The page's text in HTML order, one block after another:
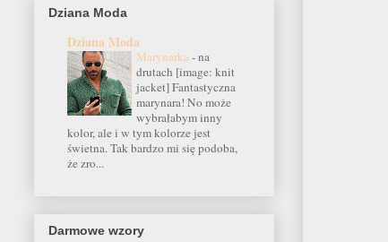
Dziana Moda
Dziana Moda
Marynarka-na
drutach [image: knit
jacket] Fantastyczna
marynara! No może
wybrałabym inny
kolor, ale i w tym kolorze jest
świetna. Tak bardzo mi się podoba,
że zro...
Darmowe wzory